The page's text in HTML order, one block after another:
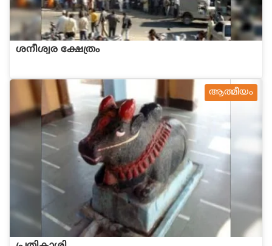
ശനീശ്വര ക്ഷേത്രം
ആത്മീയം